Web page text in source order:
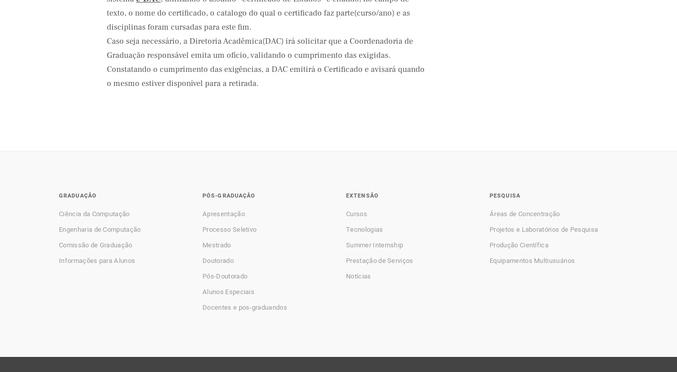
texto, o nome do certificado, o catalogo do qual o certificado faz parte(curso/ano) e as
disciplinas foram cursadas para este fim.
Caso seja necessário, a Diretoria Acadêmica(DAC) irá solicitar que a Coordenadoria de
Graduação responsável emita um ofício, validando o cumprimento das exigidas.
Constatando o cumprimento das exigências, a DAC emitirá o Certificado e avisará quando
o mesmo estiver disponível para a retirada.
GRADUAÇÃO
Ciência da Computação
Engenharia de Computação
Comissão de Graduação
Informações para Alunos
PÓS-GRADUAÇÃO
Apresentação
Processo Seletivo
Mestrado
Doutorado
Pós-Doutorado
Alunos Especiais
Docentes e pos-graduandos
EXTENSÃO
Cursos
Tecnologias
Summer Internship
Prestação de Serviços
Notícias
PESQUISA
Áreas de Concentração
Projetos e Laboratórios de Pesquisa
Produção Científica
Equipamentos Multiusuários